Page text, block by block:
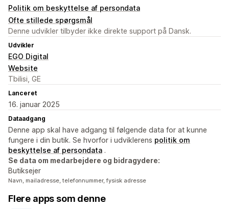
Politik om beskyttelse af persondata
Ofte stillede spørgsmål
Denne udvikler tilbyder ikke direkte support på Dansk.
Udvikler
EGO Digital
Website
Tbilisi, GE
Lanceret
16. januar 2025
Dataadgang
Denne app skal have adgang til følgende data for at kunne
fungere i din butik. Se hvorfor i udviklerens politik om
beskyttelse af persondata .
Se data om medarbejdere og bidragydere:
Butiksejer
Navn, mailadresse, telefonnummer, fysisk adresse
Flere apps som denne